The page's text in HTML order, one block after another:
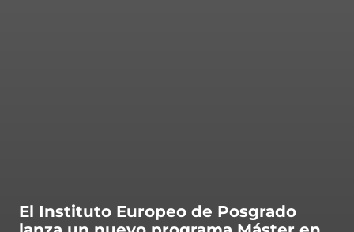
El Instituto Europeo de Posgrado